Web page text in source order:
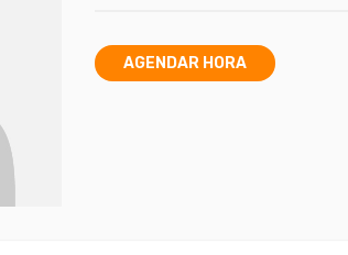
AGENDAR HORA